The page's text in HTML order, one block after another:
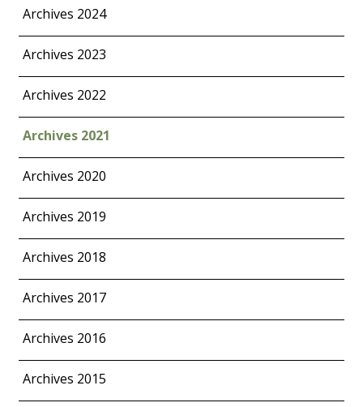
Archives 2024
Archives 2023
Archives 2022
Archives 2021
Archives 2020
Archives 2019
Archives 2018
Archives 2017
Archives 2016
Archives 2015